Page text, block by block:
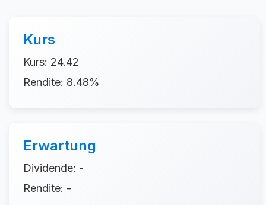
Kurs
Kurs: 24.42
Rendite: 8.48%
Erwartung
Dividende: -
Rendite: -